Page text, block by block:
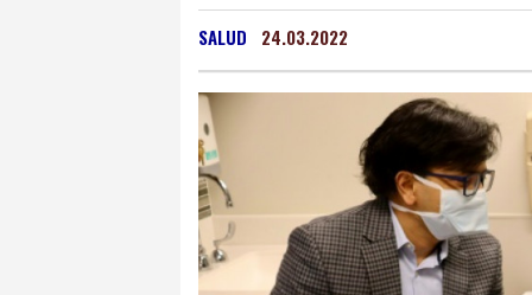
Oaxaca
15 °C
Mexico City
26 °C
SALUD 24.03.2022